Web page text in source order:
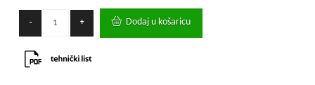
-
PANEL
MATIS
UGRADBENI
+ Dodaj u košaricu